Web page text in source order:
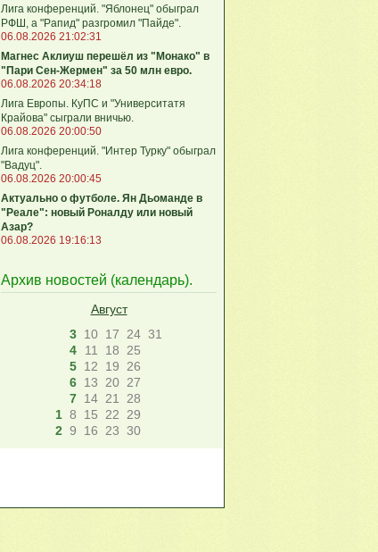
Лига кoнференций. "Яблонец" обыграл
РФШ, а "Рапид" разгромил "Пайде".
06.08.2026 21:02:31
Магнес Аклиуш перешёл из "Монако" в
"Пари Сен-Жермен" за 50 млн евро.
06.08.2026 20:34:18
Лига Европы. КуПС и "Университатя
Крайова" сыграли вничью.
06.08.2026 20:00:50
Лига конференций. "Интер Турку" обыграл
"Вадуц".
06.08.2026 20:00:45
Актуально о футболе. Ян Дьоманде в
"Реале": новый Роналду или новый
Азар?
06.08.2026 19:16:13
Архив новостей (календарь).
Август
3 10 17 24 31
4
11 18
25
5 12 19
26
6 13 20 27
7 14 21
28
1 8 15 22
29
2 9 16 23 30